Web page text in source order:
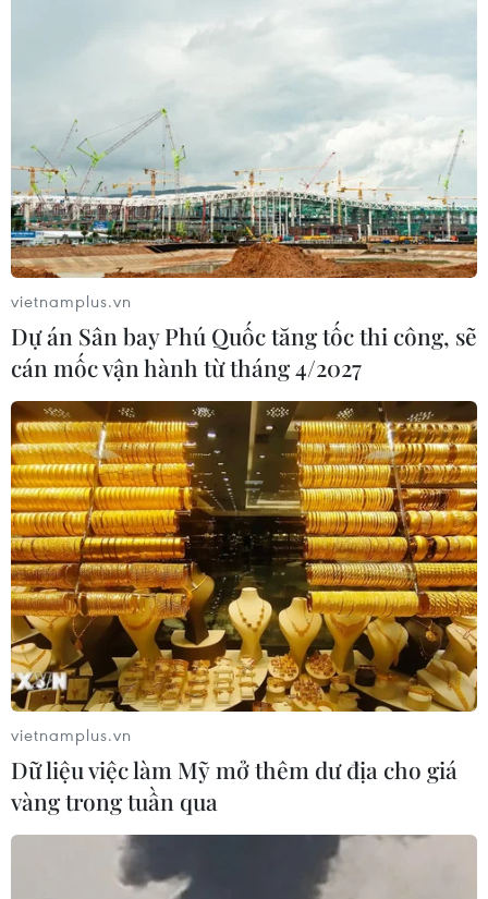
vietnamplus.vn
Dự án Sân bay Phú Quốc tăng tốc thi công, sẽ
cán mốc vận hành từ tháng 4/2027
vietnamplus.vn
Dữ liệu việc làm Mỹ mở thêm dư địa cho giá
vàng trong tuần qua